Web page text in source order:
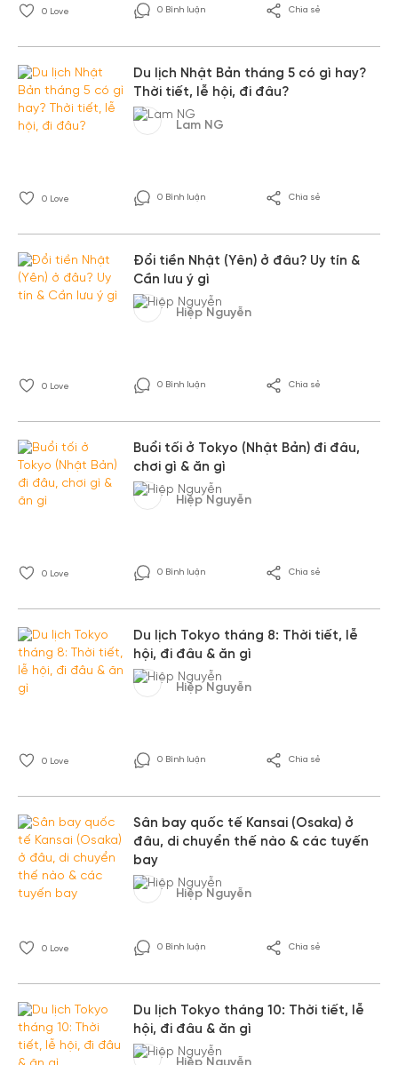
0 Love 0 Bình luận Chia sẻ
Du lịch Nhật Bản tháng 5 có gì hay?
Thời tiết, lễ hội, đi đâu?
Lam NG
0 Love 0 Bình luận Chia sẻ
Đổi tiền Nhật (Yên) ở đâu? Uy tín &
Cần lưu ý gì
Hiệp Nguyễn
0 Love 0 Bình luận Chia sẻ
Buổi tối ở Tokyo (Nhật Bản) đi đâu,
chơi gì & ăn gì
Hiệp Nguyễn
0 Love 0 Bình luận Chia sẻ
Du lịch Tokyo tháng 8: Thời tiết, lễ
hội, đi đâu & ăn gì
Hiệp Nguyễn
0 Love 0 Bình luận Chia sẻ
Sân bay quốc tế Kansai (Osaka) ở
đâu, di chuyển thế nào & các tuyến
bay
Hiệp Nguyễn
0 Love 0 Bình luận Chia sẻ
Du lịch Tokyo tháng 10: Thời tiết, lễ
hội, đi đâu & ăn gì